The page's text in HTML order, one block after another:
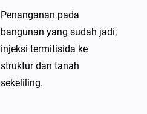
Penanganan pada
bangunan yang sudah jadi;
injeksi termitisida ke
struktur dan tanah
sekeliling.